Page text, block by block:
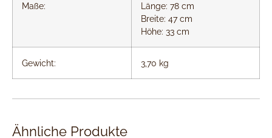
Maße:
Länge: 78 cm
Breite: 47 cm
Höhe: 33 cm
Gewicht: 3,70 kg
Ähnliche Produkte